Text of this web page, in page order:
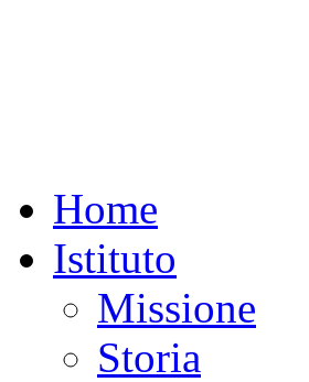
Home
Istituto
Missione
Storia